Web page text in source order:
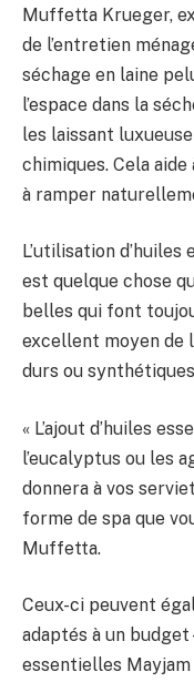
Muffetta Krueger,
de l’entretien
séchage en laine
l’espace dans la
les laissant
chimiques. Cela
à ramper
L’utilisation
est quelque chose
belles qui font
excellent moyen de
durs ou
« L’ajout d’huiles
l’eucalyptus ou les
donnera à vos
forme de spa que
Muffetta.
Ceux-ci peuvent
adaptés à un budget
essentielles